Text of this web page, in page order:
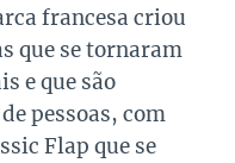
francesa criou
que se tornaram
e que são
pessoas, com
Flap que se